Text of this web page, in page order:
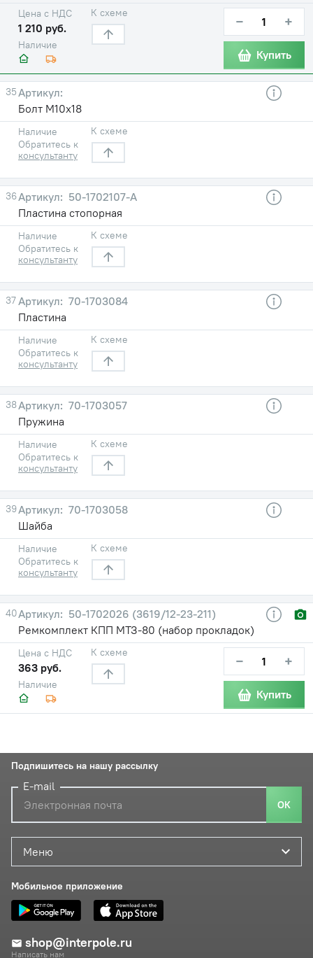
Наличие
Цена с НДС
1 210 руб.
К схеме − +
Купить
35
Болт М10х18
Наличие
Обратитесь к
консультанту
К схеме
36
50-1702107-А
Пластина стопорная
Наличие
Обратитесь к
консультанту
К схеме
37
70-1703084
Пластина
Наличие
Обратитесь к
консультанту
К схеме
38
70-1703057
Пружина
Наличие
Обратитесь к
консультанту
К схеме
39
70-1703058
Шайба
Наличие
Обратитесь к
консультанту
К схеме
40
50-1702026 (3619/12-23-211)
Ремкомплект КПП МТЗ-80 (набор прокладок)
Наличие
Цена с НДС
363 руб.
К схеме − +
Купить
Меню
Мобильное приложение
shop@interpole.ru
Написать нам
Подпишитесь на нашу рассылку
E-mail
ОК